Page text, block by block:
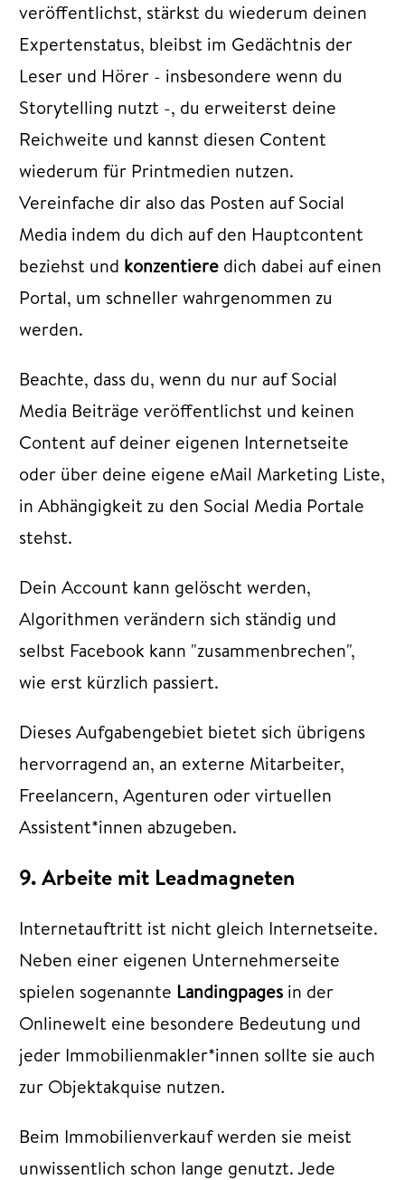
veröffentlichst, stärkst du wiederum deinen
Expertenstatus, bleibst im Gedächtnis der
Leser und Hörer - insbesondere wenn du
Storytelling nutzt -, du erweiterst deine
Reichweite und kannst diesen Content
wiederum für Printmedien nutzen.
Vereinfache dir also das Posten auf Social
Media indem du dich auf den Hauptcontent
beziehst und konzentiere dich dabei auf einen
Portal, um schneller wahrgenommen zu
werden.
Beachte, dass du, wenn du nur auf Social
Media Beiträge veröffentlichst und keinen
Content auf deiner eigenen Internetseite
oder über deine eigene eMail Marketing Liste,
in Abhängigkeit zu den Social Media Portale
stehst.
Dein Account kann gelöscht werden,
Algorithmen verändern sich ständig und
selbst Facebook kann "zusammenbrechen",
wie erst kürzlich passiert.
Dieses Aufgabengebiet bietet sich übrigens
hervorragend an, an externe Mitarbeiter,
Freelancern, Agenturen oder virtuellen
Assistent*innen abzugeben.
9. Arbeite mit Leadmagneten
Internetauftritt ist nicht gleich Internetseite.
Neben einer eigenen Unternehmerseite
spielen sogenannte Landingpages in der
Onlinewelt eine besondere Bedeutung und
jeder Immobilienmakler*innen sollte sie auch
zur Objektakquise nutzen.
Beim Immobilienverkauf werden sie meist
unwissentlich schon lange genutzt. Jede